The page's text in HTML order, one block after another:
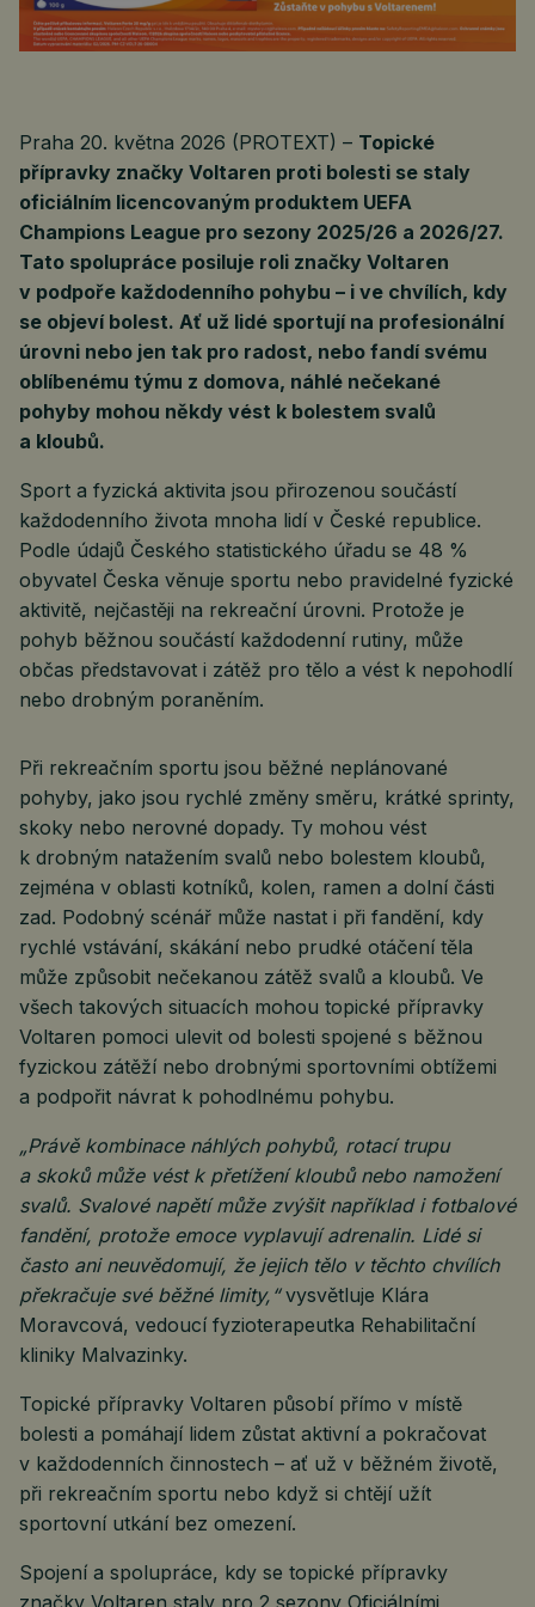
Praha 20. května 2026 (PROTEXT) – Topické
přípravky značky Voltaren proti bolesti se staly
oficiálním licencovaným produktem UEFA
Champions League pro sezony 2025/26 a 2026/27.
Tato spolupráce posiluje roli značky Voltaren
v podpoře každodenního pohybu – i ve chvílích, kdy
se objeví bolest. Ať už lidé sportují na profesionální
úrovni nebo jen tak pro radost, nebo fandí svému
oblíbenému týmu z domova, náhlé nečekané
pohyby mohou někdy vést k bolestem svalů
a kloubů.
Sport a fyzická aktivita jsou přirozenou součástí
každodenního života mnoha lidí v České republice.
Podle údajů Českého statistického úřadu se 48 %
obyvatel Česka věnuje sportu nebo pravidelné fyzické
aktivitě, nejčastěji na rekreační úrovni. Protože je
pohyb běžnou součástí každodenní rutiny, může
občas představovat i zátěž pro tělo a vést k nepohodlí
nebo drobným poraněním.
Při rekreačním sportu jsou běžné neplánované
pohyby, jako jsou rychlé změny směru, krátké sprinty,
skoky nebo nerovné dopady. Ty mohou vést
k drobným natažením svalů nebo bolestem kloubů,
zejména v oblasti kotníků, kolen, ramen a dolní části
zad. Podobný scénář může nastat i při fandění, kdy
rychlé vstávání, skákání nebo prudké otáčení těla
může způsobit nečekanou zátěž svalů a kloubů. Ve
všech takových situacích mohou topické přípravky
Voltaren pomoci ulevit od bolesti spojené s běžnou
fyzickou zátěží nebo drobnými sportovními obtížemi
a podpořit návrat k pohodlnému pohybu.
„Právě kombinace náhlých pohybů, rotací trupu
a skoků může vést k přetížení kloubů nebo namožení
svalů. Svalové napětí může zvýšit například i fotbalové
fandění, protože emoce vyplavují adrenalin. Lidé si
často ani neuvědomují, že jejich tělo v těchto chvílích
překračuje své běžné limity,“vysvětluje Klára
Moravcová, vedoucí fyzioterapeutka Rehabilitační
kliniky Malvazinky.
Topické přípravky Voltaren působí přímo v místě
bolesti a pomáhají lidem zůstat aktivní a pokračovat
v každodenních činnostech – ať už v běžném životě,
při rekreačním sportu nebo když si chtějí užít
sportovní utkání bez omezení.
Spojení a spolupráce, kdy se topické přípravky